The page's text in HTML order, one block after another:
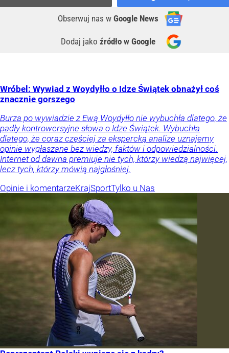
Obserwuj nas w Google News
Dodaj jako źródło w Google
Wróbel: Wywiad z Woydyłło o Idze Świątek obnażył coś
znacznie gorszego
Burza po wywiadzie z Ewą Woydyłło nie wybuchła dlatego, że
padły kontrowersyjne słowa o Idze Świątek. Wybuchła
dlatego, że coraz częściej za ekspercką analizę uznajemy
opinie wygłaszane bez wiedzy, faktów i odpowiedzialności.
Internet od dawna premiuje nie tych, którzy wiedzą najwięcej,
lecz tych, którzy mówią najgłośniej.
Opinie i komentarzeKrajSportTylko u Nas